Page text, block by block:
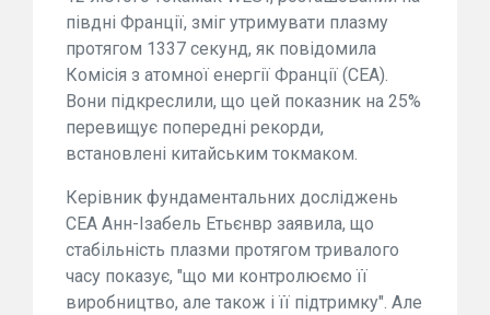
півдні Франції, зміг утримувати плазму
протягом 1337 секунд, як повідомила
Комісія з атомної енергії Франції (CEA).
Вони підкреслили, що цей показник на 25%
перевищує попередні рекорди,
встановлені китайським токмаком.
Керівник фундаментальних досліджень
CEA Анн-Ізабель Етьєнвр заявила, що
стабільність плазми протягом тривалого
часу показує, "що ми контролюємо її
виробництво, але також і її підтримку". Але